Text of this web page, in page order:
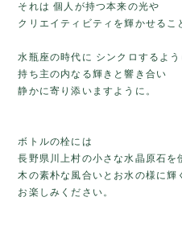
それは 個人が持つ本来の光や
クリエイティビティを輝かせるこ
水瓶座の時代に シンクロするよう
持ち主の内なる輝きと響き合い
静かに寄り添いますように。
ボトルの栓には
長野県川上村の小さな水晶原石を
木の素朴な風合いとお水の様に輝
お楽しみください。